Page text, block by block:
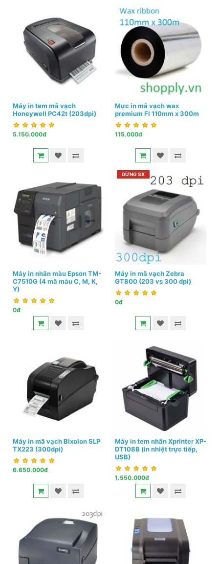
Máy in tem mã vạch
Honeywell PC42t (203dpi)
5.150.000đ
Mực in mã vạch wax
premium FI 110mm x 300m
115.000đ
Máy in nhãn màu Epson TM-
C7510G (4 mã màu C, M, K,
Y)
0đ
DỪNG SX
Máy in mã vạch Zebra
GT800 (203 vs 300 dpi)
0đ
Máy in mã vạch Bixolon SLP
TX223 (300dpi)
6.650.000đ
Máy in tem nhãn Xprinter XP-
DT108B (in nhiệt trực tiếp,
USB)
1.550.000đ